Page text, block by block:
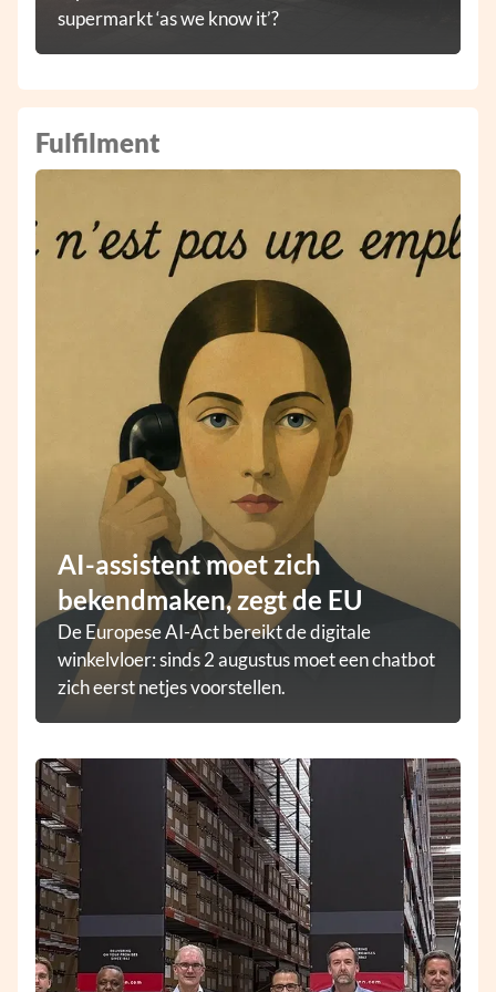
supermarkt ‘as we know it’?
Fulfilment
AI-assistent moet zich
bekendmaken, zegt de EU
De Europese AI-Act bereikt de digitale
winkelvloer: sinds 2 augustus moet een chatbot
zich eerst netjes voorstellen.